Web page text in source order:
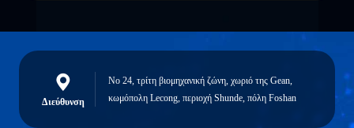
Διεύθυνση
Νο 24, τρίτη βιομηχανική ζώνη, χωριό της Gean,
κωμόπολη Lecong, περιοχή Shunde, πόλη Foshan